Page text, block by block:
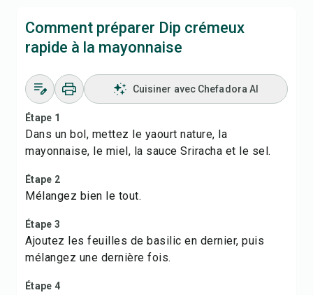
Comment préparer Dip crémeux
rapide à la mayonnaise
Cuisiner avec Chefadora AI
Étape 1
Dans un bol, mettez le yaourt nature, la
mayonnaise, le miel, la sauce Sriracha et le sel.
Étape 2
Mélangez bien le tout.
Étape 3
Ajoutez les feuilles de basilic en dernier, puis
mélangez une dernière fois.
Étape 4